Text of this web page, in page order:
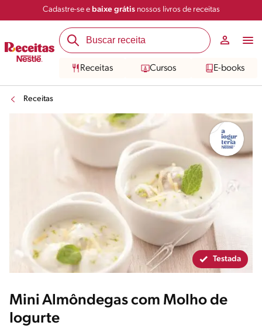
Cadastre-se e baixe grátisnossos livros de receitas
Receitas Cursos E-books
Receitas
Salvar Compartilhar
Testada
Mini Almôndegas com Molho de
Iogurte